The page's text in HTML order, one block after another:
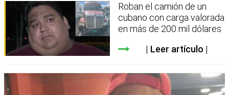
Roban el camión de un
cubano con carga valorada
en más de 200 mil dólares
Leer artículo